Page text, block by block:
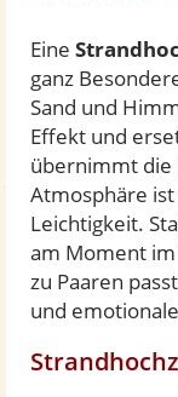
Eine
ganz
Sand und
Effekt und
übernimmt die
Atmosphäre
Leichtigkeit.
am Moment
zu Paaren
und